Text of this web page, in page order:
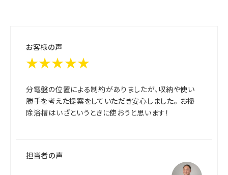
お客様の声
★★★★★
分電盤の位置による制約がありましたが、収納や使い
勝手を考えた提案をしていただき安心しました。 お掃
除浴槽はいざというときに使おうと思います！
担当者の声